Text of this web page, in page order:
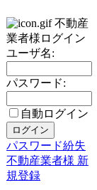
不動産
業者様ログイン
ユーザ名:
パスワード:
自動ログイン
パスワード紛失
不動産業者様 新
規登録